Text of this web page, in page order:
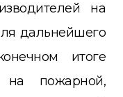
на
дальнейшего
итоге
на пожарной,